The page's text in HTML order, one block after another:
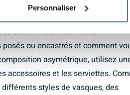
Personnaliser
qui vous offre une liberté
déterminez vous-même
ou encastrés et comment
asymétrique, utilisez
accessoires et les serviettes.
styles de vasques, des